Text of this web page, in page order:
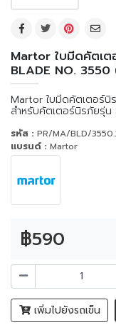
Martor ใบมีดคัตเต
BLADE NO. 3550
Martor ใบมีดคัตเตอร์นิ
สำหรับคัตเตอร์นิรภัยรุ่น
รหัส : PR/MA/BLD/
แบรนด์ : Martor
฿590
เพิ่มไปยังรถเข็น